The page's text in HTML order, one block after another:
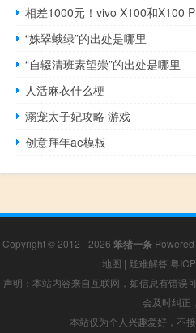
相差1000元！vivo X100和X100
“姝翠蛾绿”的出处是哪里
“自辍清班素望崇”的出处是哪里
人活麻衣什么梗
溺宠太子妃攻略 游戏
创意拜年ae模板
Copyright © 2012 - 2026 笨猪一条
地图 | 疑难解答 粤
声明：本站内容来自互联网，如信息有错误
会及时纠正
本站仅为个人兴趣爱好，不